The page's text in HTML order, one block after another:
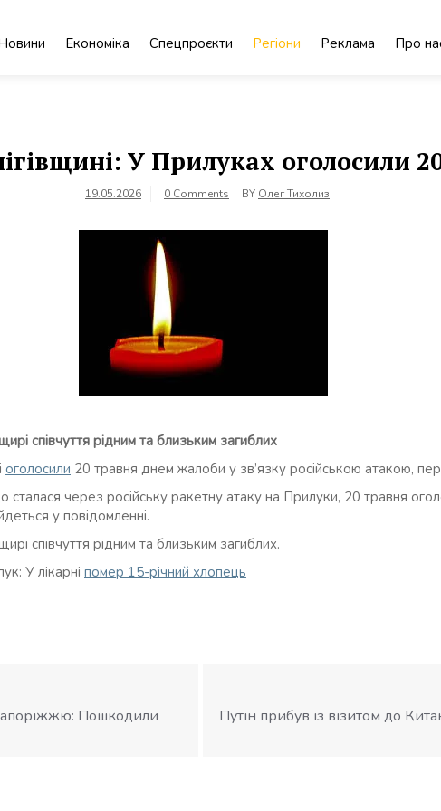
Економіка Спецпроєкти Регіони Реклама Про
У Прилуках оголосили
19.05.2026 0 Comments BY Олег Тихолиз
співчуття рідним та близьким загиблих
оголосили 20 травня днем жалоби у зв’язку російською атакою,
сталася через російську ракетну атаку на Прилуки, 20 травня
у повідомленні.
співчуття рідним та близьким загиблих.
У лікарні помер 15-річний хлопець
Пошкодили
Путін прибув із візитом до